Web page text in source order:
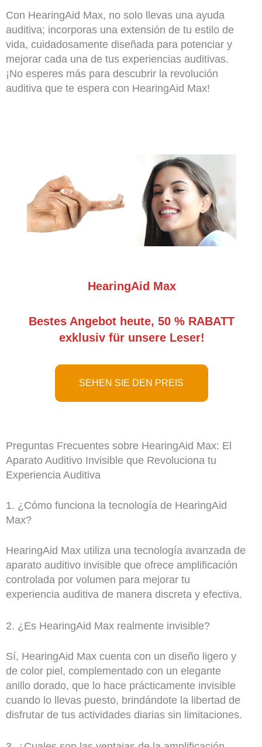
Con HearingAid Max, no solo llevas una ayuda
auditiva; incorporas una extensión de tu estilo de
vida, cuidadosamente diseñada para potenciar y
mejorar cada una de tus experiencias auditivas.
¡No esperes más para descubrir la revolución
auditiva que te espera con HearingAid Max!
HearingAid Max
Bestes Angebot heute, 50 % RABATT
exklusiv für unsere Leser!
SEHEN SIE DEN PREIS
Preguntas Frecuentes sobre HearingAid Max: El
Aparato Auditivo Invisible que Revoluciona tu
Experiencia Auditiva
1. ¿Cómo funciona la tecnología de HearingAid
Max?
HearingAid Max utiliza una tecnología avanzada de
aparato auditivo invisible que ofrece amplificación
controlada por volumen para mejorar tu
experiencia auditiva de manera discreta y efectiva.
2. ¿Es HearingAid Max realmente invisible?
Sí, HearingAid Max cuenta con un diseño ligero y
de color piel, complementado con un elegante
anillo dorado, que lo hace prácticamente invisible
cuando lo llevas puesto, brindándote la libertad de
disfrutar de tus actividades diarias sin limitaciones.